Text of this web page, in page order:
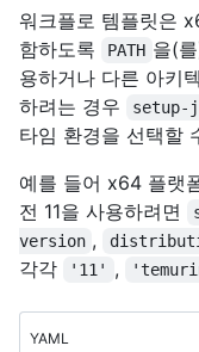
워크플로 템플릿은
함하도록
PATH 을(
용하거나 다른 아키
하려는 경우
setup-
타임 환경을 선택할
예를 들어 x64 플랫
전 11을 사용하려면
version ,
각각
'11' ,
YAML